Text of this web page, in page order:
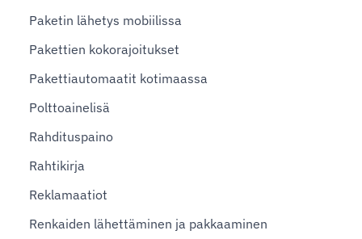
Paketin lähetys mobiilissa
Pakettien kokorajoitukset
Pakettiautomaatit kotimaassa
Polttoainelisä
Rahdituspaino
Rahtikirja
Reklamaatiot
Renkaiden lähettäminen ja pakkaaminen